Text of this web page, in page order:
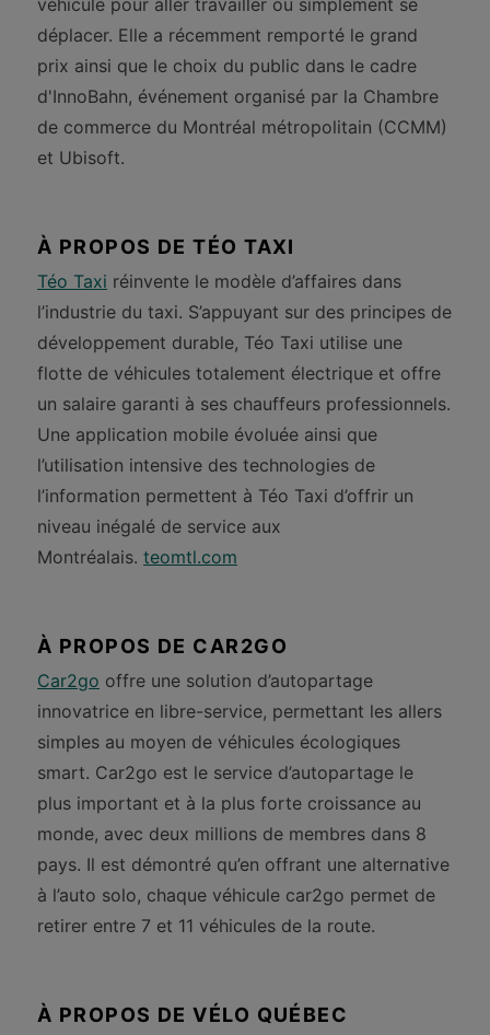
véhicule pour aller travailler ou simplement se
déplacer. Elle a récemment remporté le grand
prix ainsi que le choix du public dans le cadre
d'InnoBahn, événement organisé par la Chambre
de commerce du Montréal métropolitain (CCMM)
et Ubisoft.
À PROPOS DE TÉO TAXI
Téo Taxi réinvente le modèle d’affaires dans
l’industrie du taxi. S’appuyant sur des principes de
développement durable, Téo Taxi utilise une
flotte de véhicules totalement électrique et offre
un salaire garanti à ses chauffeurs professionnels.
Une application mobile évoluée ainsi que
l’utilisation intensive des technologies de
l’information permettent à Téo Taxi d’offrir un
niveau inégalé de service aux
Montréalais.teomtl.com
À PROPOS DE CAR2GO
Car2go offre une solution d’autopartage
innovatrice en libre-service, permettant les allers
simples au moyen de véhicules écologiques
smart. Car2go est le service d’autopartage le
plus important et à la plus forte croissance au
monde, avec deux millions de membres dans 8
pays. Il est démontré qu’en offrant une alternative
à l’auto solo, chaque véhicule car2go permet de
retirer entre 7 et 11 véhicules de la route.
À PROPOS DE VÉLO QUÉBEC